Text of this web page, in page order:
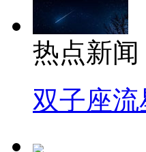
热点新闻
双子座